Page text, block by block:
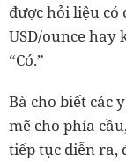
được hỏi liệu có
USD/ounce hay
“Có.”
Bà cho biết các
mẽ cho phía
tiếp tục diễn ra,